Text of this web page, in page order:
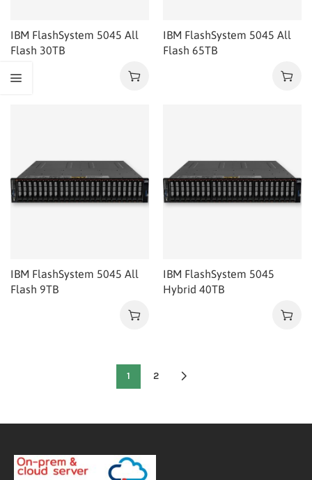
IBM FlashSystem 5045 All
Flash 30TB
IBM FlashSystem 5045 All
Flash 65TB
IBM FlashSystem 5045 All
Flash 9TB
IBM FlashSystem 5045
Hybrid 40TB
1 2